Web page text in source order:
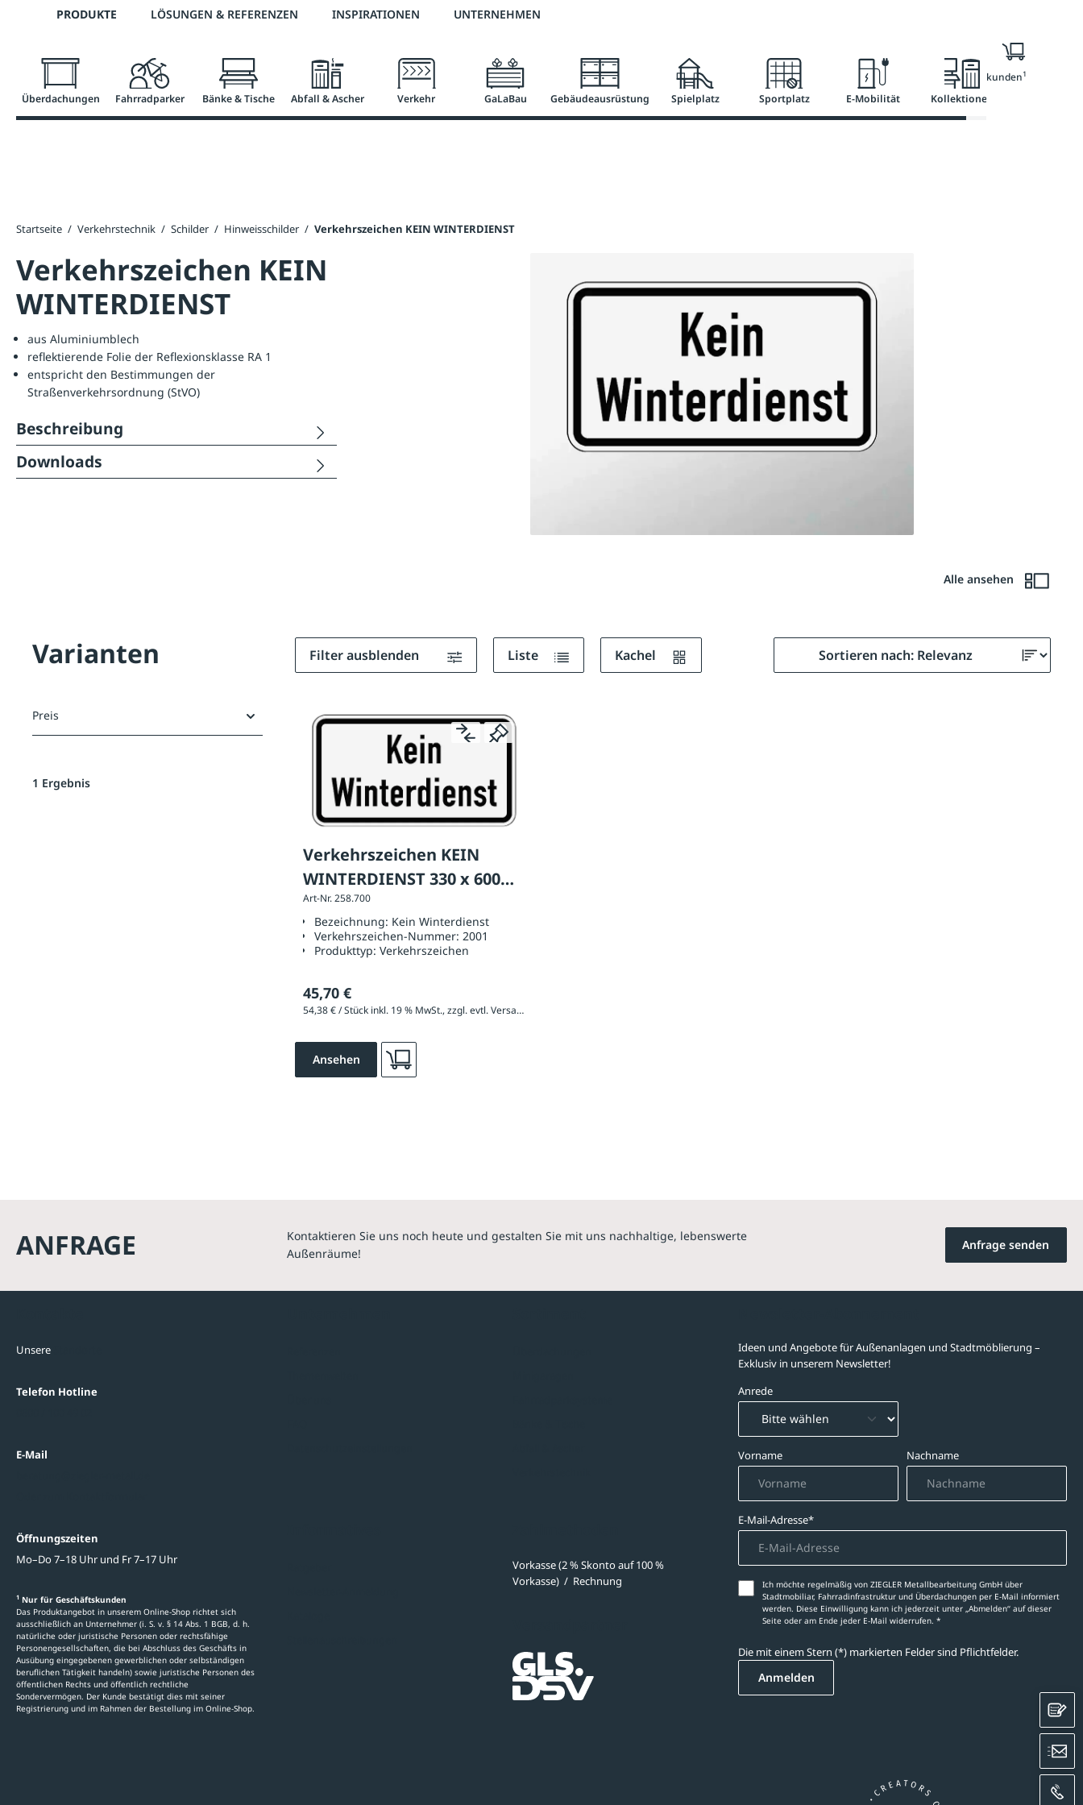
Zur Hauptnavigation springen
Telefon: 0800 / 100 49 02 2 % Vorkassen-Skonto versandkostenfrei ab 50 €
PRODUKTE LÖSUNGEN & REFERENZEN INSPIRATIONEN UNTERNEHMEN
Überdachungen Fahrradparker Bänke & Tische Abfall & Ascher Verkehr GaLaBau Gebäudeausrüstung Spielplatz Sportplatz E-Mobilität Kollektionen
Nur für Geschäftskunden1
Startseite / Verkehrstechnik / Schilder / Hinweisschilder / Verkehrszeichen KEIN WINTERDIENST
Verkehrszeichen KEIN
WINTERDIENST
Alle ansehen
aus Aluminiumblech
reflektierende Folie der Reflexionsklasse RA 1
entspricht den Bestimmungen der
Straßenverkehrsordnung (StVO)
Beschreibung
Downloads
Varianten
Preis
1 Ergebnis
Filter ausblenden Liste Kachel
Verkehrszeichen KEIN
WINTERDIENST 330 x 600
mm, RA 1
Art-Nr. 258.700
Bezeichnung: Kein Winterdienst
Verkehrszeichen-Nummer: 2001
Produkttyp: Verkehrszeichen
45,70 €
54,38 € / Stück inkl. 19 % MwSt., zzgl. evtl. Versandkosten
Ansehen
ANFRAGE
Kontaktieren Sie uns noch heute und gestalten Sie mit uns nachhaltige, lebenswerte
Außenräume!
Anfrage senden
Unsere
Telefon Hotline
E-Mail
Öffnungszeiten
Mo–Do 7–18 Uhr und Fr 7–17 Uhr
1 Nur für Geschäftskunden
Das Produktangebot in unserem Online-Shop richtet sich
ausschließlich an Unternehmer (i. S. v. § 14 Abs. 1 BGB, d. h.
natürliche oder juristische Personen oder rechtsfähige
Personengesellschaften, die bei Abschluss des Geschäfts in
Ausübung eingegebenen gewerblichen oder selbständigen
beruflichen Tätigkeit handeln) sowie juristische Personen des
öffentlichen Rechts und öffentlich rechtliche
Sondervermögen. Der Kunde bestätigt dies mit seiner
Registrierung und im Rahmen der Bestellung im Online-Shop.
Vorkasse (2 % Skonto auf 100 %
Vorkasse) / Rechnung
Ideen und Angebote für Außenanlagen und Stadtmöblierung –
Exklusiv in unserem Newsletter!
Anrede
Vorname Nachname
E-Mail-Adresse*
Ich möchte regelmäßig von ZIEGLER Metallbearbeitung GmbH über
Stadtmobiliar, Fahrradinfrastruktur und Überdachungen per E-Mail informiert
werden. Diese Einwilligung kann ich jederzeit unter „Abmelden‘‘ auf dieser
Seite oder am Ende jeder E-Mail widerrufen. *
Die mit einem Stern (*) markierten Felder sind Pflichtfelder.
Anmelden